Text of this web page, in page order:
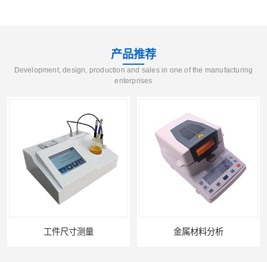
产品推荐
Development, design, production and sales in one of the manufacturing
enterprises
工件尺寸测量 金属材料分析